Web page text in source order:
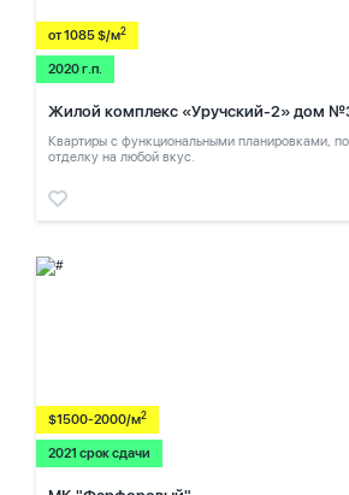
от 1085 $/м2
2020 г.п.
Жилой комплекс «Уручский-2» дом
Квартиры с функциональными планировками,
отделку на любой вкус.
$1500-2000/м2
2021 срок сдачи